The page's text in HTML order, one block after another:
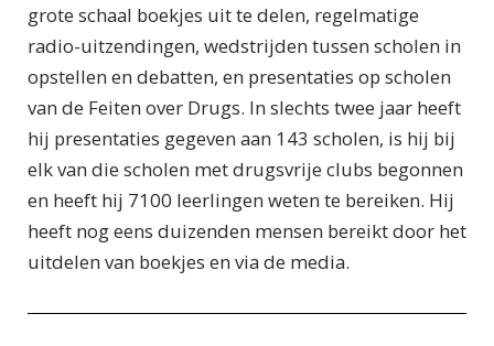
grote schaal boekjes uit te delen, regelmatige
radio-uitzendingen, wedstrijden tussen scholen in
opstellen en debatten, en presentaties op scholen
van de Feiten over Drugs. In slechts twee jaar heeft
hij presentaties gegeven aan 143 scholen, is hij bij
elk van die scholen met drugsvrije clubs begonnen
en heeft hij 7100 leerlingen weten te bereiken. Hij
heeft nog eens duizenden mensen bereikt door het
uitdelen van boekjes en via de media.